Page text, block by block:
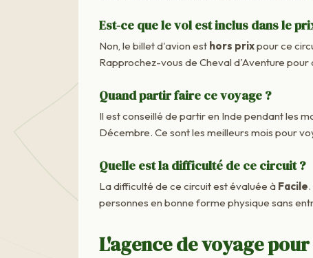
Est-ce que le vol est inclus dans le
Non, le billet d'avion est hors prixpour ce
Rapprochez-vous de Cheval d'Aventure
Quand partir faire ce voyage ?
Il est conseillé de partir en Inde pendant les
Décembre. Ce sont les meilleurs mois pour
Quelle est la difficulté de ce circuit ?
La difficulté de ce circuit est évaluée à Facile
personnes en bonne forme physique sans
L'agence de voyage